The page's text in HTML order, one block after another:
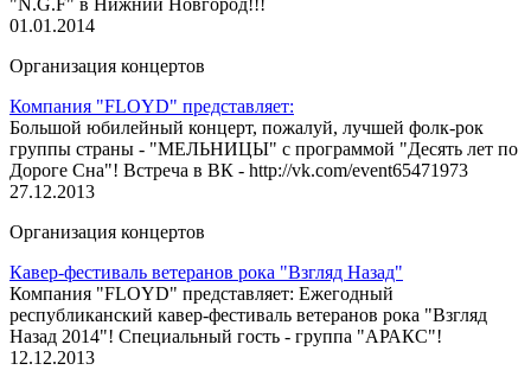
"N.G.F" в Нижний Новгород!!!
01.01.2014
Организация концертов
Компания "FLOYD" представляет:
Большой юбилейный концерт, пожалуй, лучшей фолк-рок
группы страны - "МЕЛЬНИЦЫ" с программой "Десять лет по
Дороге Сна"! Встреча в ВК - http://vk.com/event65471973
27.12.2013
Организация концертов
Кавер-фестиваль ветеранов рока "Взгляд Назад"
Компания "FLOYD" представляет: Ежегодный
республиканский кавер-фестиваль ветеранов рока "Взгляд
Назад 2014"! Специальный гость - группа "АРАКС"!
12.12.2013